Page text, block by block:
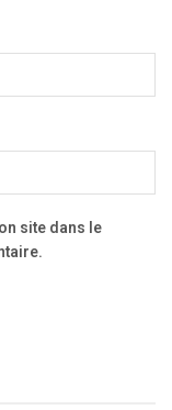
site dans le